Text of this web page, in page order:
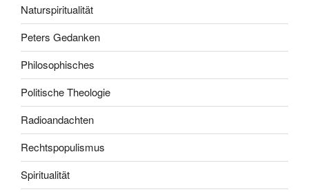
Naturspiritualität
Peters Gedanken
Philosophisches
Politische Theologie
Radioandachten
Rechtspopulismus
Spiritualität